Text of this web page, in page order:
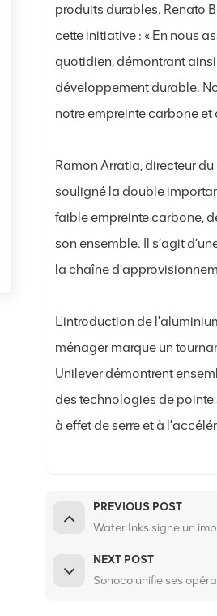
produits durables. Renato
cette initiative : « En nous
quotidien, démontrant
développement durable.
notre empreinte carbone et
Ramon Arratia, directeur
souligné la double
faible empreinte carbone,
son ensemble. Il s’agit
la chaîne
L'introduction de
ménager marque un
Unilever démontrent
des technologies de
à effet de serre et à
PREVIOUS POST
Water Inks signe un
NEXT POST
Sonoco unifie ses